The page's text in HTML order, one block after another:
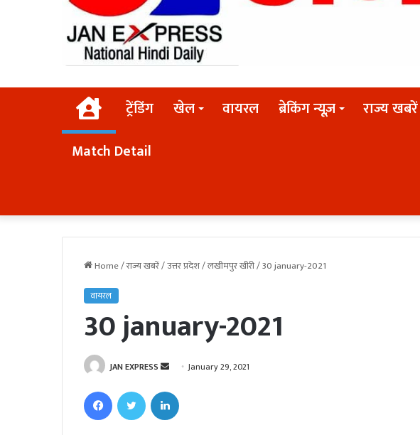
Homeट्रेंडिंग खेल वायरल ब्रेकिंग न्यूज़ राज्य खबरें
Match Detail
Home/राज्य खबरें/उत्तर प्रदेश/लखीमपुर खीरी/30 january-2021
वायरल
30 january-2021
JAN EXPRESS
d
January 29, 2021